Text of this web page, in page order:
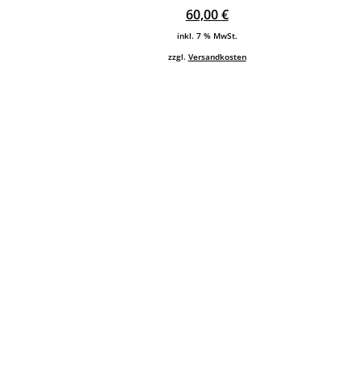
60,00€
inkl. 7 % MwSt.
zzgl. Versandkosten